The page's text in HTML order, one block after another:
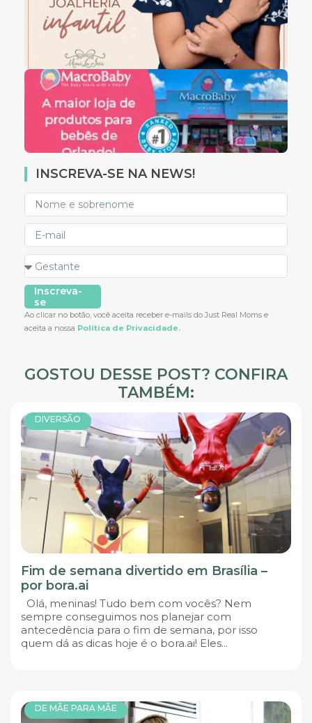
INSCREVA-SE NA NEWS!
Inscreva-
se
Ao clicar no botão, você aceita receber e-mails do Just Real Moms e
aceita a nossa Política de Privacidade.
GOSTOU DESSE POST? CONFIRA
TAMBÉM:
DIVERSÃO
Fim de semana divertido em Brasília –
por bora.ai
Olá, meninas! Tudo bem com vocês? Nem
sempre conseguimos nos planejar com
antecedência para o fim de semana, por isso
quem dá as dicas hoje é o bora.ai! Eles...
DE MÃE PARA MÃE